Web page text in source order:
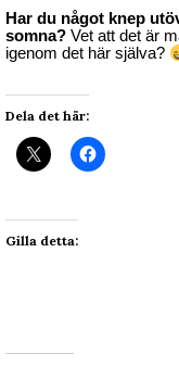
Har du något knep
somna? Vet att det är
igenom det här själva?
Dela det här:
Gilla detta: